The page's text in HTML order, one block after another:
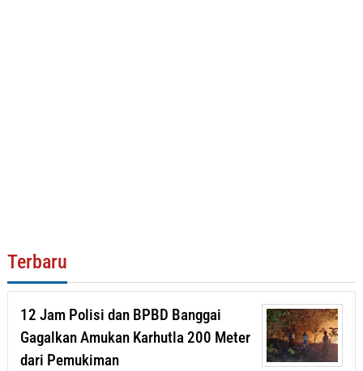
Terbaru
12 Jam Polisi dan BPBD Banggai
Gagalkan Amukan Karhutla 200 Meter
dari Pemukiman